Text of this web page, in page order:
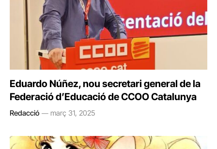
Eduardo Núñez, nou secretari general de la
Federació d’Educació de CCOO Catalunya
Redacció març 31, 2025